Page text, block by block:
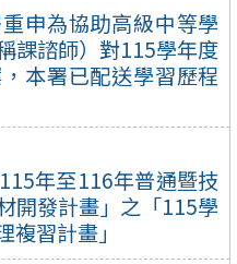
申為協助高級中等學
課諮師）對115學年度
本署已配送學習歷程
年至116年普通暨技
開發計畫」之「115學
習計畫」